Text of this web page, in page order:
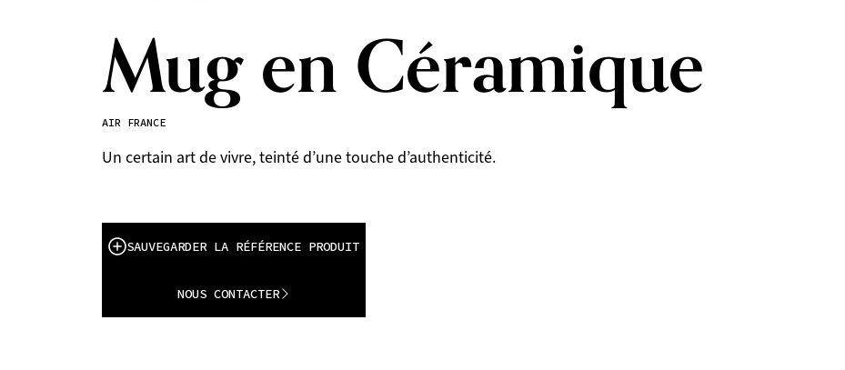
Mug en Céramique
AIR FRANCE
Un certain art de vivre, teinté d’une touche d’authenticité.
SAUVEGARDER LA RÉFÉRENCE PRODUIT
NOUS CONTACTER